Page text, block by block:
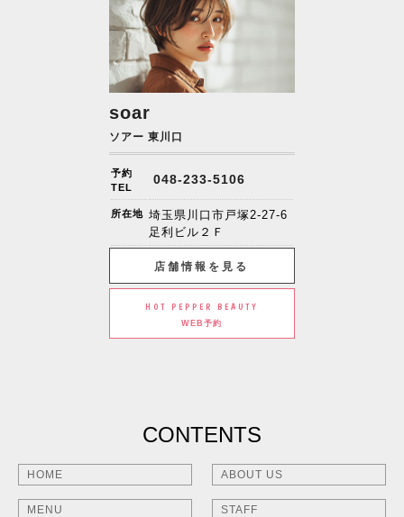
soar
ソアー 東川口
予約
TEL
048-233-5106
所在地 埼玉県川口市戸塚2-27-6
足利ビル２Ｆ
店舗情報を見る
HOT PEPPER BEAUTY
WEB予約
CONTENTS
HOME ABOUT US
MENU STAFF